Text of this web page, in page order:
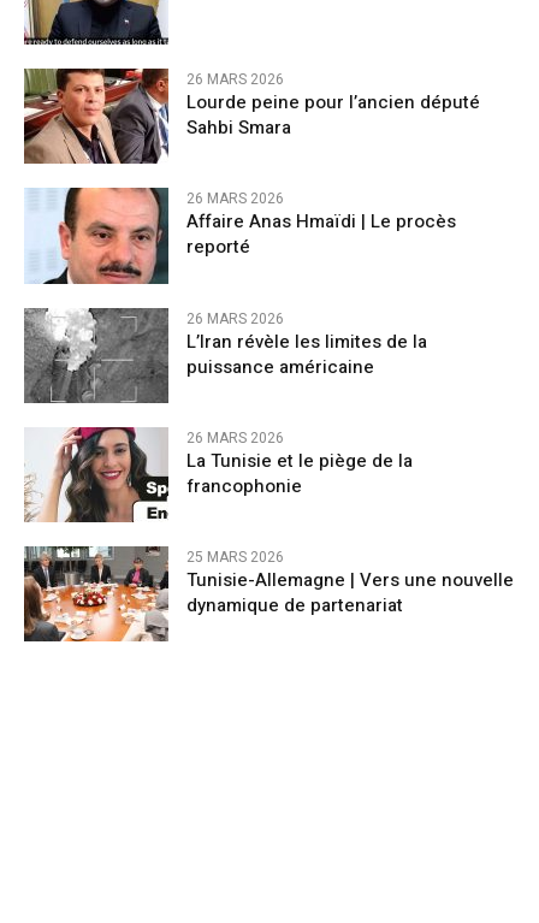
26 MARS 2026
Lourde peine pour l’ancien député
Sahbi Smara
26 MARS 2026
Affaire Anas Hmaïdi | Le procès
reporté
26 MARS 2026
L’Iran révèle les limites de la
puissance américaine
26 MARS 2026
La Tunisie et le piège de la
francophonie
25 MARS 2026
Tunisie-Allemagne | Vers une nouvelle
dynamique de partenariat